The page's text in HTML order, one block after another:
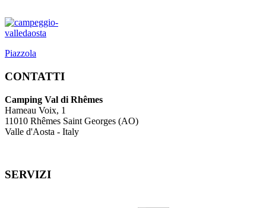
Piazzola
CONTATTI
Camping Val di Rhêmes
Hameau Voix, 1
11010 Rhêmes Saint Georges (AO)
Valle d'Aosta - Italy
SERVIZI